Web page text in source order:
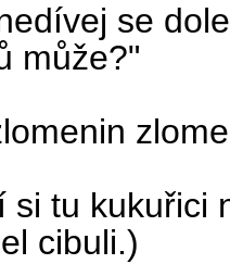
se
může?"
si tu kukuřici
cibuli.)